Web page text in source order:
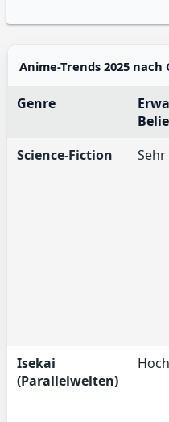
Anime-Trends 2025 nach
Genre
Science-Fiction
Isekai
(Parallelwelten)
Hoch